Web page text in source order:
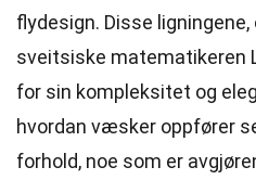
flydesign. Disse
sveitsiske matematikeren
for sin kompleksitet og
hvordan væsker oppfører
forhold, noe som er